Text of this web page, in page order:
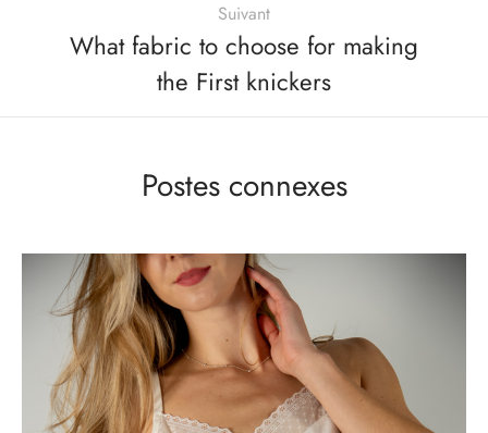
Suivant
What fabric to choose for making
the First knickers
Postes connexes